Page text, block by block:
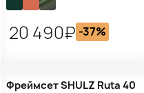
20 490₽ -37%
Фреймсет SHULZ Ruta 40